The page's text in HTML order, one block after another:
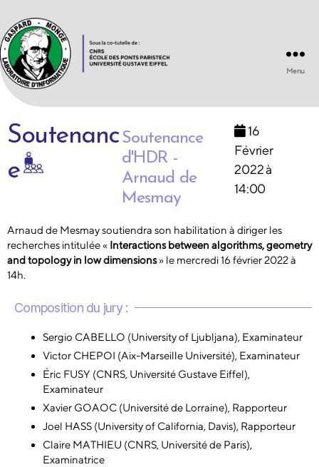
Laboratoire
d'Informatique
Monge
UMR
Menu
Soutenanc
e
Soutenance
d'HDR -
Arnaud de
Mesmay
16
Février
2022 à
14:00
Arnaud de Mesmay soutiendra son habilitation à diriger les
recherches intitulée « Interactions between algorithms, geometry
and topology in low dimensions» le mercredi 16 février 2022 à
14h.
Composition du jury :
Sergio CABELLO (University of Ljubljana), Examinateur
Victor CHEPOI (Aix-Marseille Université), Examinateur
Éric FUSY (CNRS, Université Gustave Eiffel),
Examinateur
Xavier GOAOC (Université de Lorraine), Rapporteur
Joel HASS (University of California, Davis), Rapporteur
Claire MATHIEU (CNRS, Université de Paris),
Examinatrice